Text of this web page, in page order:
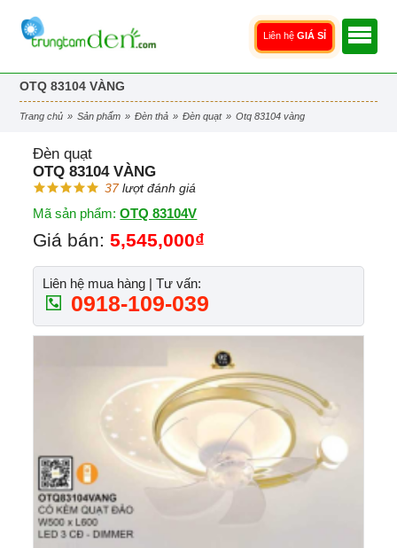
Liên hệ GIÁ SỈ
OTQ 83104 VÀNG
trang chủ » sản phẩm » đèn thả » đèn quạt » otq 83104 vàng
Đèn quạt
OTQ 83104 VÀNG
37lượt đánh giá
Mã sản phẩm:OTQ 83104V
Giá bán:5,545,000₫
Liên hệ mua hàng | Tư vấn:
0918-109-039